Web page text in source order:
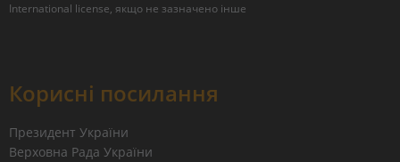
International license, якщо не зазначено інше
Корисні посилання
Президент України
Верховна Рада України